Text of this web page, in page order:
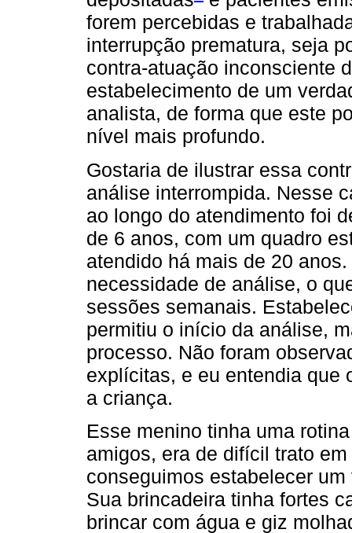
forem percebidas e
interrupção prematura, seja
contra-atuação inconsciente
estabelecimento de um
analista, de forma que este
nível mais profundo.
Gostaria de ilustrar essa
análise interrompida. Nesse
ao longo do atendimento foi
de 6 anos, com um quadro
atendido há mais de 20
necessidade de análise, o
sessões semanais.
permitiu o início da análise,
processo. Não foram
explícitas, e eu entendia que
a criança.
Esse menino tinha uma
amigos, era de difícil trato
conseguimos estabelecer
Sua brincadeira tinha fortes
brincar com água e giz